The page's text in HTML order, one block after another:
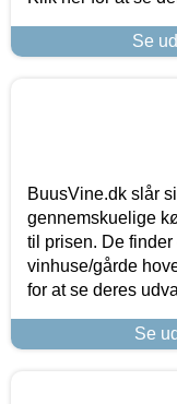
Se
BuusVine.dk slår
gennemskuelige
til prisen. De
vinhuse/gårde
for at se deres
Se